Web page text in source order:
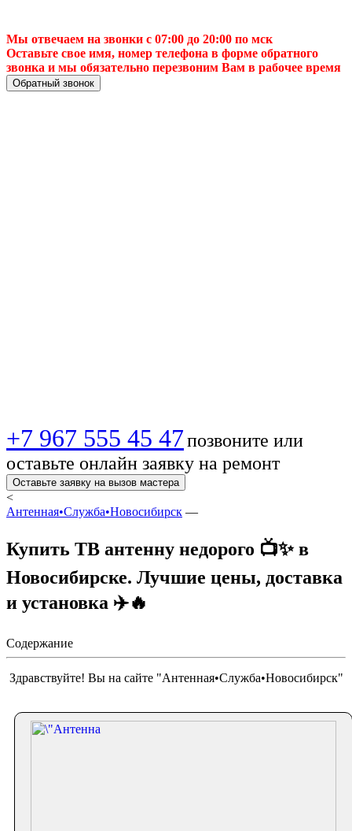
Мы отвечаем на звонки с 07:00 до 20:00 по мск
Оставьте свое имя, номер телефона в форме обратного
звонка и мы обязательно перезвоним Вам в рабочее время
Обратный звонок
+7 967 555 45 47позвоните или
оставьте онлайн заявку на ремонт
Оставьте заявку на вызов мастера
<
Антенная•Служба•Новосибирск —
Купить ТВ антенну недорого 📺✨ в
Новосибирске. Лучшие цены, доставка
и установка ✈️🔥
Содержание
Здравствуйте! Вы на сайте "Антенная•Служба•Новосибирск"